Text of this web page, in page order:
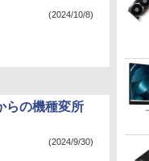
(2024/10/8)
らの機種変所
(2024/9/30)